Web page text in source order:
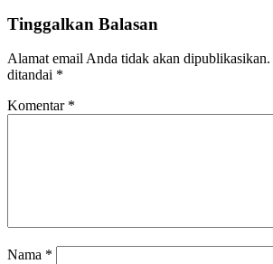
Tinggalkan Balasan
Alamat email Anda tidak akan dipublikasikan.
ditandai *
Komentar *
Nama *